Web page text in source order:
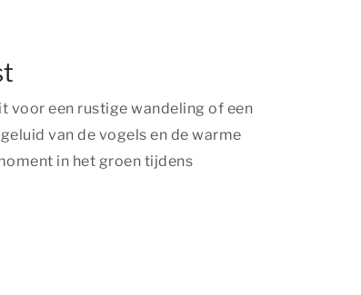
voor een rustige wandeling of een
van de vogels en de warme
in het groen tijdens